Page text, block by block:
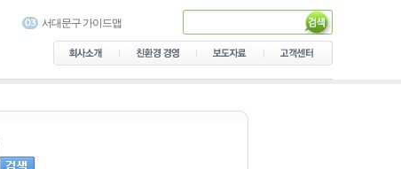
서대문구 가이드맵
예산 다국어 관광 가이드맵
용산가족공원 다국어 안내지
도
음성군 관광안내지도 제작